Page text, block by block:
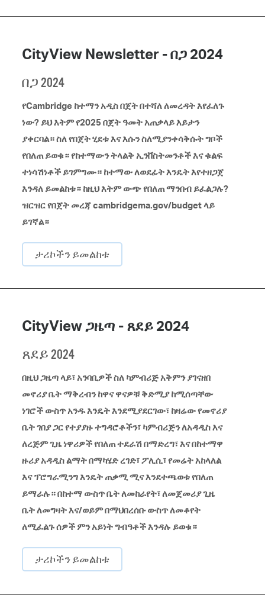
CityView Newsletter - በጋ 2024
በጋ 2024
የCambridge ከተማን አዲስ በጀት በተሻለ ለመረዳት እየፈለጉ
ነው? ይህ እትም የ2025 በጀት ዓመት አጠቃላይ እይታን
ያቀርባል። ስለ የበጀት ሂደቱ እና እሱን ስለሚያንቀሳቅሱት ግቦች
የበለጠ ይወቁ። የከተማውን ትላልቅ ኢንቨስትመንቶች እና ቁልፍ
ተነሳሽነቶች ይገምግሙ። ከተማው ለወደፊት እንዴት እየተዘጋጀ
እንዳለ ይመልከቱ። ከዚህ እትም ውጭ የበለጠ ማንበብ ይፈልጋሉ?
ዝርዝር የበጀት መረጃ cambridgema.gov/budget ላይ
ይገኛል።
ታሪኮችን ይመልከቱ
CityView ጋዜጣ - ጸደይ 2024
ጸደይ 2024
በዚህ ጋዜጣ ላይ፣ አንባቢዎች ስለ ካምብሪጅ አቅምን ያገናዘበ
መኖሪያ ቤት ማቅረብን ከዋና ዋናዎቹ ቅድሚያ ከሚሰጣቸው
ነገሮች ውስጥ አንዱ እንዴት እንደሚያደርገው፣ ከዛሬው የመኖሪያ
ቤት ገበያ ጋር የተያያዙ ተግዳሮቶችን፣ ካምብሪጅን ለአዳዲስ እና
ለረጅም ጊዜ ነዋሪዎች የበለጠ ተደራሽ በማድረግ፣ እና በከተማዋ
ዙሪያ አዳዲስ ልማት በማካሄድ ረገድ፣ ፖሊሲ፣ የመሬት አከላለል
እና ፕሮግራሚንግ እንዴት ጠቃሚ ሚና እንደተጫወቱ የበለጠ
ይማራሉ። በከተማ ውስጥ ቤት ለመከራየት፣ ለመጀመሪያ ጊዜ
ቤት ለመግዛት እና/ወይም በማህበረሰቡ ውስጥ ለመቆየት
ለሚፈልጉ ሰዎች ምን አይነት ግብዓቶች እንዳሉ ይወቁ።
ታሪኮችን ይመልከቱ